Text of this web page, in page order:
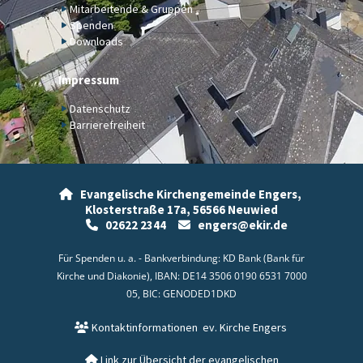
Mitarbeitende & Gruppen
Spenden
Downloads
Impressum
Datenschutz
Barrierefreiheit

Evangelische Kirchengemeinde Engers,
Klosterstraße 17a, 56566 Neuwied
02622 2344 engers@ekir.de
Für Spenden u. a. - Bankverbindung: KD Bank (Bank für
Kirche und Diakonie), IBAN: DE14 3506 0190 6531 7000
05, BIC: GENODED1DKD
Kontaktinformationen ev. Kirche Engers
Link zur Übersicht der evangelischen